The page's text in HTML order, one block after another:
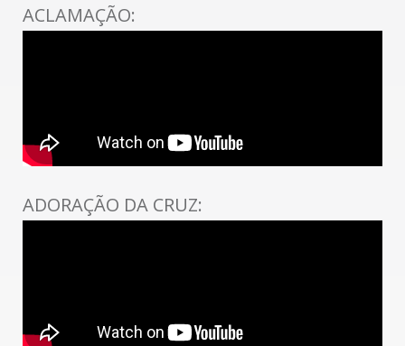
ACLAMAÇÃO:
ADORAÇÃO DA CRUZ: